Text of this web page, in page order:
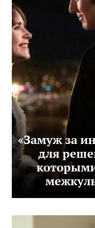
«Замуж за
для